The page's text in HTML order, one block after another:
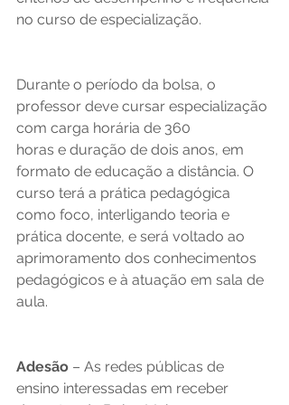
no curso de especialização.
Durante o período da bolsa, o
professor deve cursar especialização
com carga horária de 360
horas e duração de dois anos, em
formato de educação a distância. O
curso terá a prática pedagógica
como foco, interligando teoria e
prática docente, e será voltado ao
aprimoramento dos conhecimentos
pedagógicos e à atuação em sala de
aula.
Adesão – As redes públicas de
ensino interessadas em receber